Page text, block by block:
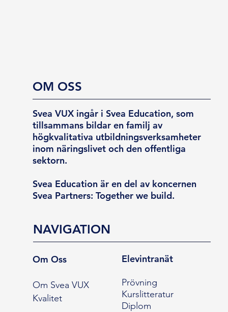
OM OSS
Svea VUX ingår i Svea Education, som
tillsammans bildar en familj av
högkvalitativa utbildningsverksamheter
inom näringslivet och den offentliga
sektorn.
Svea Education är en del av koncernen
Svea Partners: Together we build.
NAVIGATION
Om Oss
Om Svea VUX
Kvalitet
Elevintranät
Prövning
Kurslitteratur
Diplom